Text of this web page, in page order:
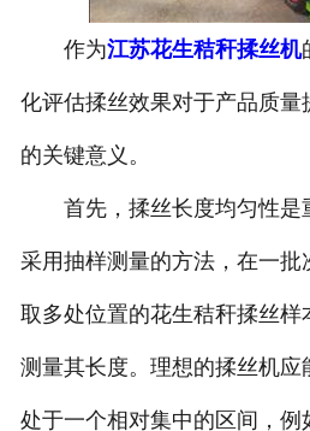
作为江苏花生秸秆揉丝机
化评估揉丝效果对于产品质
的关键意义。
首先，揉丝长度均匀性是
采用抽样测量的方法，在一
取多处位置的花生秸秆揉丝
测量其长度。理想的揉丝机应
处于一个相对集中的区间，例